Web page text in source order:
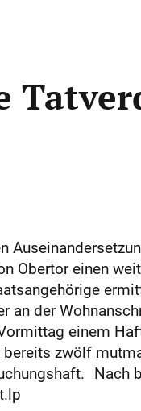
Obertor einen
an der
einem
zwölf
Nach